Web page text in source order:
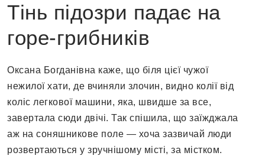
Тінь підозри падає на
горе-грибників
Оксана Богданівна каже, що біля цієї чужої
нежилої хати, де вчиняли злочин, видно колії від
коліс легкової машини, яка, швидше за все,
завертала сюди двічі. Так спішила, що заїжджала
аж на соняшникове поле — хоча зазвичай люди
розвертаються у зручнішому місті, за містком.